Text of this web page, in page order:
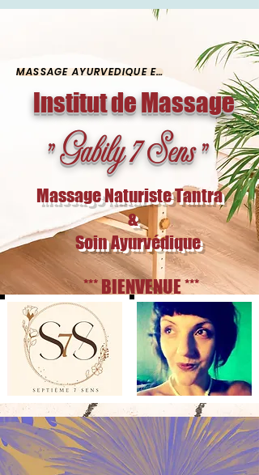
MASSAGE AYURVÉDIQUE ET SOIN ÉNERGÉTIQUE
Institut de Massage
" Gabily 7 Sens "
Massage Naturiste Tantra
&
Soin Ayurvédique
*** BIENVENUE ***